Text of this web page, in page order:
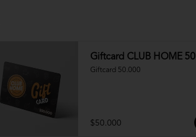
Giftcard CLUB HOME 50
Giftcard 50.000
$50.000